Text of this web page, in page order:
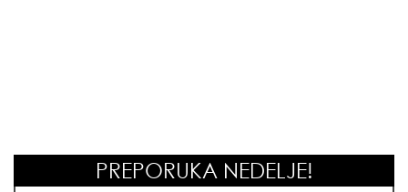
PREPORUKA NEDELJE!